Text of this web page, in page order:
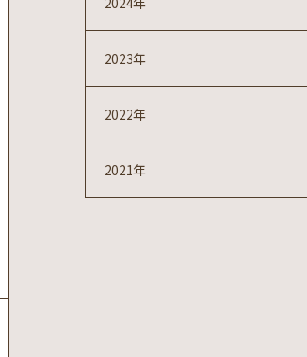
2023年
2022年
2021年